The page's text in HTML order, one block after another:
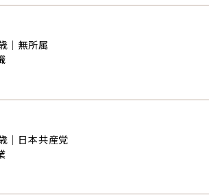
｜無所属
｜日本共産党